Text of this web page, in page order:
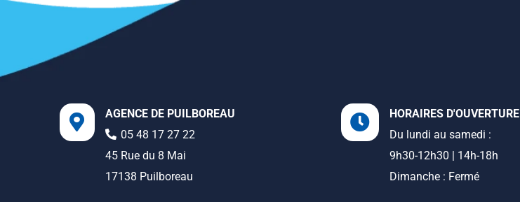
AGENCE DE PUILBOREAU
05 48 17 27 22
45 Rue du 8 Mai
17138 Puilboreau
HORAIRES D'OUVERTURE
Du lundi au samedi :
9h30-12h30 | 14h-18h
Dimanche : Fermé